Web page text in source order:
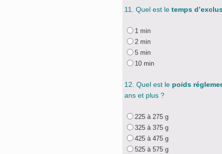
11. Quel est le temps
1 min
2 min
5 min
10 min
12. Quel est le poids
ans et plus ?
225 à 275 g
325 à 375 g
425 à 475 g
525 à 575 g